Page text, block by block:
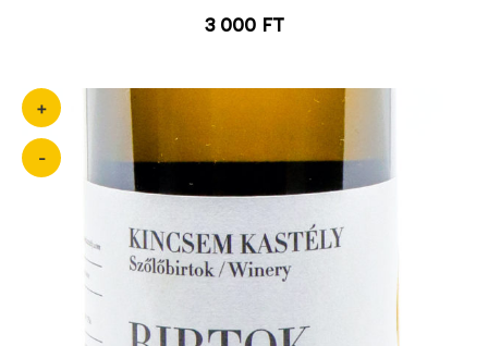
3 000 ft
+
-